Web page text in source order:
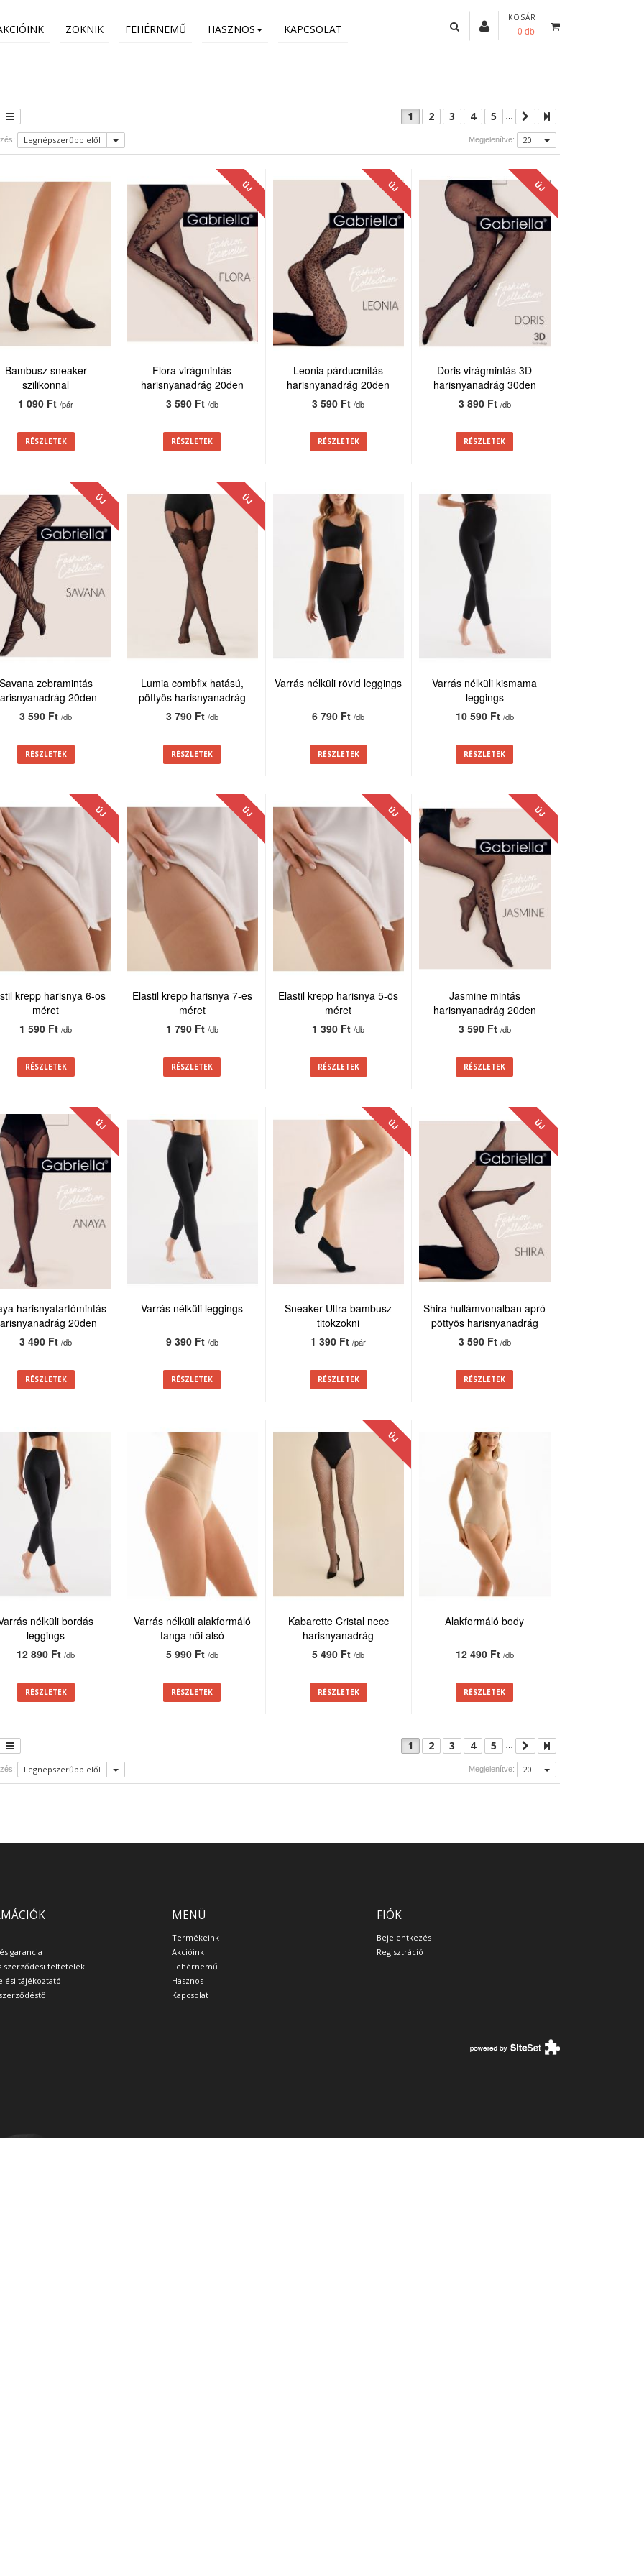
ZOKNIK FEHÉRNEMŰ HASZNOS KAPCSOLAT
KOSÁR
0 db
1 2 3 4 5
Legnépszerűbb elől Megjelenítve: 20
Bambusz sneaker
szilikonnal
1 090 Ft/pár
RÉSZLETEK
ÚJ
Flora virágmintás
harisnyanadrág 20den
3 590 Ft /db
RÉSZLETEK
ÚJ
Leonia párducmitás
harisnyanadrág 20den
3 590 Ft/db
RÉSZLETEK
ÚJ
Doris virágmintás 3D
harisnyanadrág 30den
3 890 Ft /db
RÉSZLETEK
ÚJ
zebramintás
20den
3 590 Ft/db
RÉSZLETEK
ÚJ
Lumia combfix hatású,
pöttyös harisnyanadrág
20den
3 790 Ft /db
RÉSZLETEK
Varrás nélküli rövid leggings
6 790 Ft/db
RÉSZLETEK
Varrás nélküli kismama
leggings
10 590 Ft /db
RÉSZLETEK
ÚJ
krepp harisnya 6-os
méret
1 590 Ft/db
RÉSZLETEK
ÚJ
Elastil krepp harisnya 7-es
méret
1 790 Ft /db
RÉSZLETEK
ÚJ
Elastil krepp harisnya 5-ös
méret
1 390 Ft/db
RÉSZLETEK
ÚJ
Jasmine mintás
harisnyanadrág 20den
3 590 Ft /db
RÉSZLETEK
ÚJ
harisnyatartómintás
20den
3 490 Ft/db
RÉSZLETEK
Varrás nélküli leggings
9 390 Ft /db
RÉSZLETEK
ÚJ
Sneaker Ultra bambusz
titokzokni
1 390 Ft/pár
RÉSZLETEK
ÚJ
Shira hullámvonalban apró
pöttyös harisnyanadrág
20den
3 590 Ft /db
RÉSZLETEK
nélküli bordás
leggings
12 890 Ft/db
RÉSZLETEK
Varrás nélküli alakformáló
tanga női alsó
5 990 Ft /db
RÉSZLETEK
ÚJ
Kabarette Cristal necc
harisnyanadrág
5 490 Ft/db
RÉSZLETEK
Alakformáló body
12 490 Ft /db
RÉSZLETEK
1 2 3 4 5
Legnépszerűbb elől Megjelenítve: 20
garancia
szerződési feltételek
tájékoztató
MENÜ
Termékeink
Akcióink
Fehérnemű
Hasznos
Kapcsolat
FIÓK
Bejelentkezés
Regisztráció